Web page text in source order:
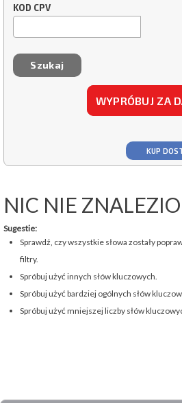
KOD CPV
WYPRÓBUJ ZA
KUP
NIC NIE
Sugestie:
Sprawdź, czy wszystkie słowa zostały
filtry.
Spróbuj użyć innych słów kluczowych.
Spróbuj użyć bardziej ogólnych słów
Spróbuj użyć mniejszej liczby słów